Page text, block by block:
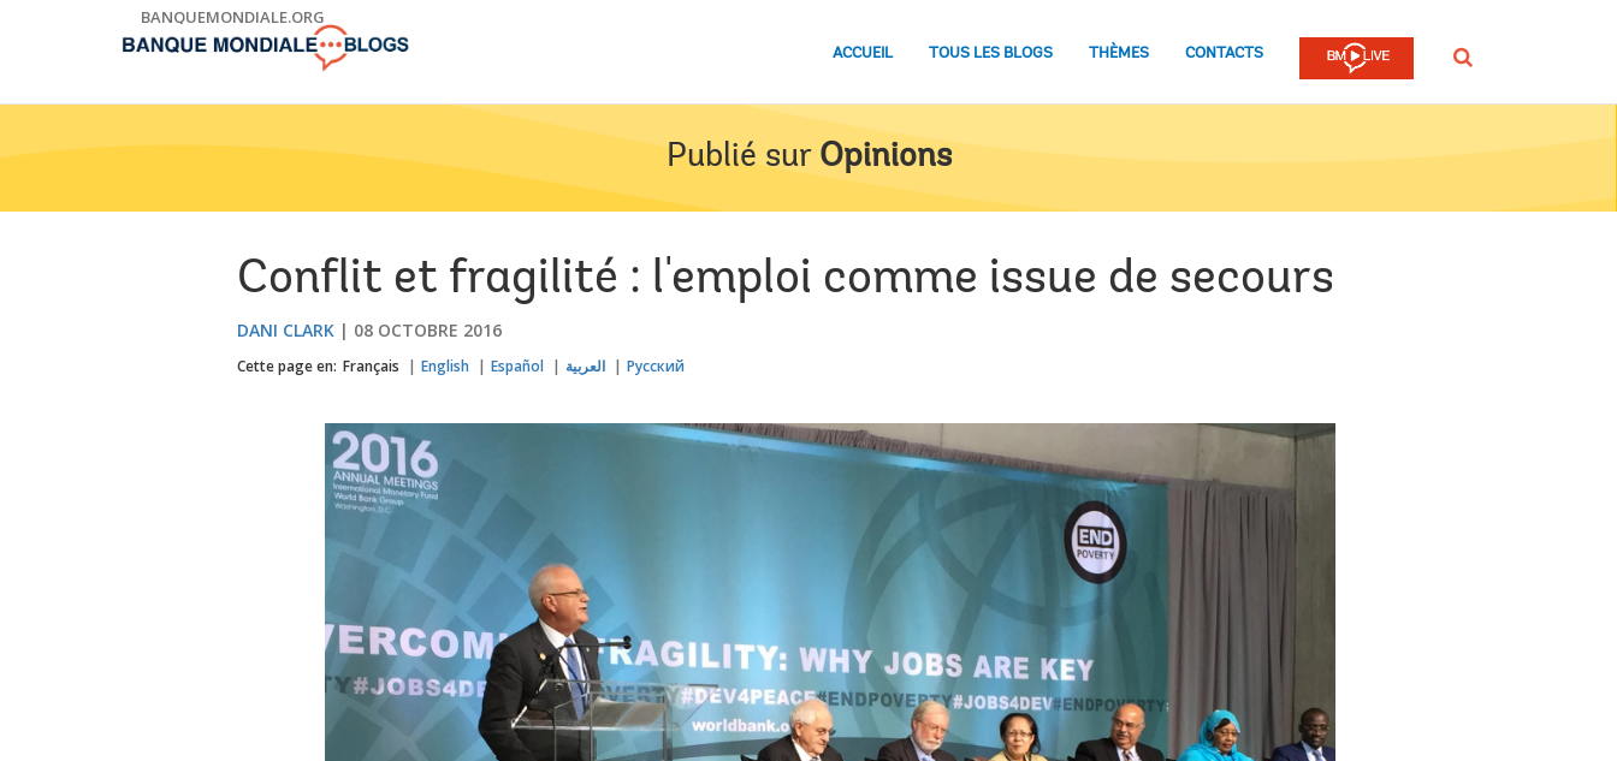
BANQUEMONDIALE.ORG
ACCUEIL TOUS LES BLOGS THÈMES CONTACTS Rechercher
Publié sur Opinions
Conflit et fragilité : l'emploi comme issue de secours
DANI CLARK 08 OCTOBRE 2016
Cette page en: Français English Español العربية Русский